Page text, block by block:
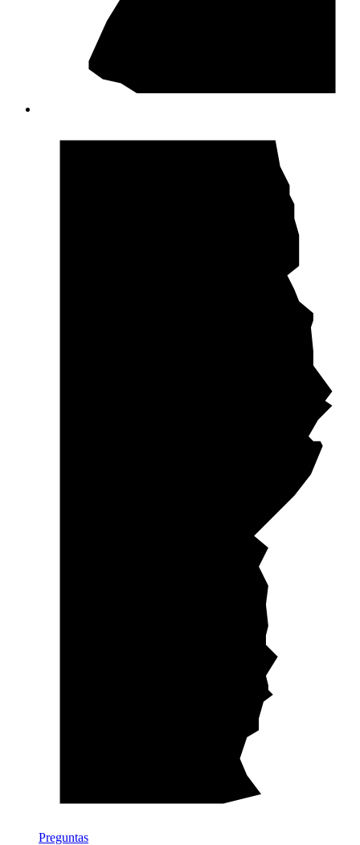
Preguntas